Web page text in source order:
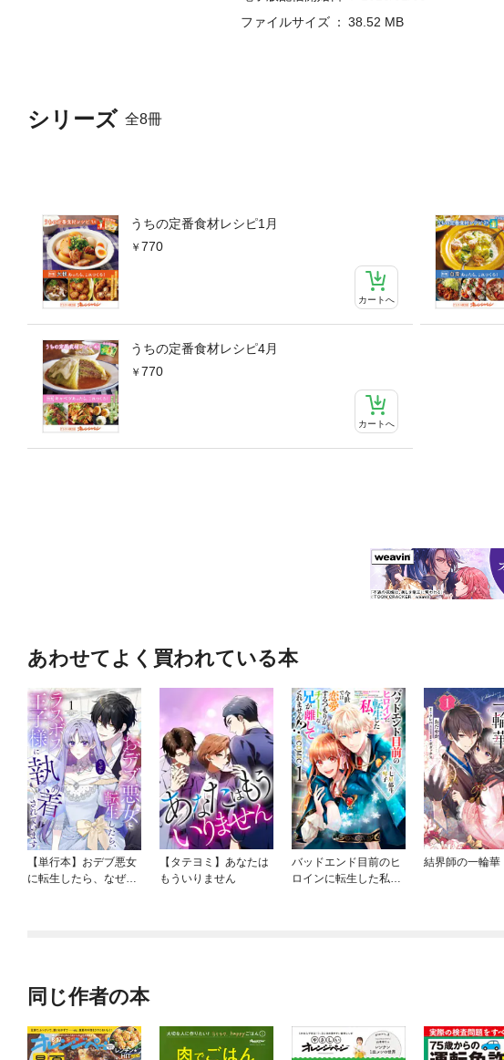
シリーズ 全8冊
うちの定番食材レシピ1月
770
カートへ
うちの定番食材レシピ4月
770
カートへ
／大根のそぼろケチャップ煮／大根とぶりの
ん入り中華風肉だんご／れんこんと鶏だん
と牛肉のすき煮／れんこんのプルコギ風／
れんこんとひき肉のピリ辛炒め／れんこん
き●ごぼう×鶏もも肉のとっておきレシピご
煮／ごぼうと鶏肉のにんにくみそ炒め／ご
肉のかき揚げ／ごぼうと豚バラのみそ煮 ／
り焼き／ごぼうのキーマカレー／ごまみそご
根の卵とじ／大根とツナの煮もの／大根と
パプリカのピクルス／大根とりんごのマリ
根の皮のナムル／大根葉とじゃこのふりか
がスープ／油揚げのみぞれ汁／大根とえのき
トとたらのグラタン／チキンのトマトマカ
テンツを変更・追加・削除しております。※
んこん・ごぼうあったら、これつくろ！』
ファイルサイズ
38.52 MB
あわせてよく買われている本
【単行本】おデブ悪女
に転生したら、なぜか
【タテヨミ】あなたは
もういりません
バッドエンド目前のヒ
ロインに転生した私、
結界師の一輪華
同じ作者の本